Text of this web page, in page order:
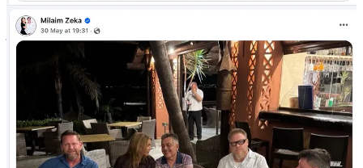
Prandaj është thelbësore që kjo sjellje të emërtohet për atë që është:
jo oportunizëm i padëmshëm, por një akt i qëllimshëm sabotimi ndaj
procesit të drejtësisë.
The Gunpowder Chronicles qëndron pas integritetit të raportimit të
saj. Gjetjet tona janë plotësisht të dokumentuara, të verifikuara me
rigorozitet dhe të mbështetura në burime të qarta. Ne nuk do të
ndalemi përballë përpjekjeve për t’i vjedhur apo shtrembëruar ato.
As nuk do të heshtim përballë fushatave të zakonshme të shpifjeve
që ekspozimi i tillë zakonisht provokon.